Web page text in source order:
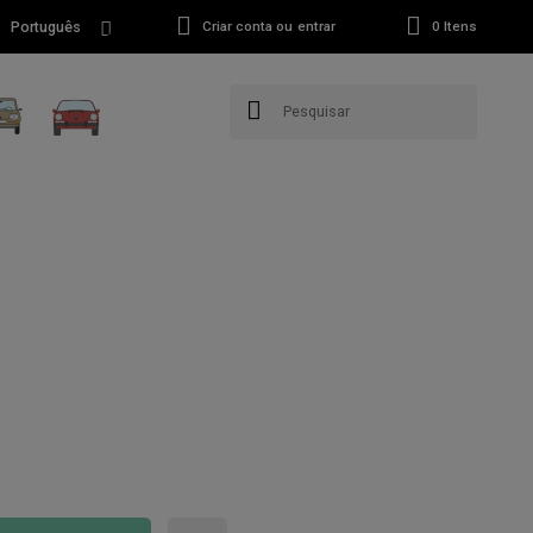
Português Criar conta ou entrar 0 Itens